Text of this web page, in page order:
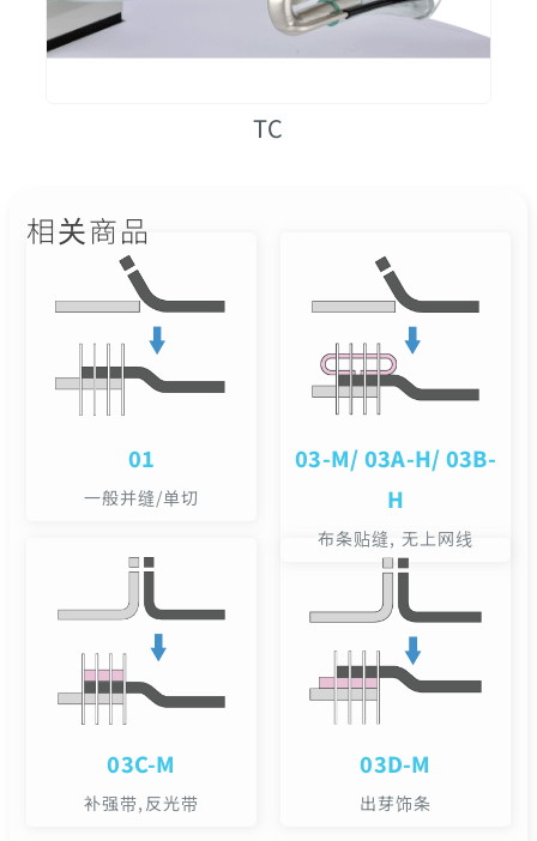
TC
相关商品
01
一般并缝/单切
03-M/ 03A-H/ 03B-
H
布条贴缝, 无上网线
03C-M
补强带,反光带
03D-M
出芽饰条